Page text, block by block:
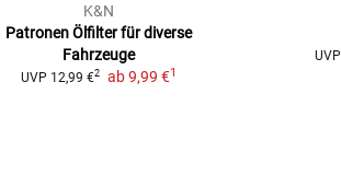
K&N
Patronen Ölfilterfür diverse
Fahrzeuge
UVP 12,99 €2 ab 9,99 €1
UVP